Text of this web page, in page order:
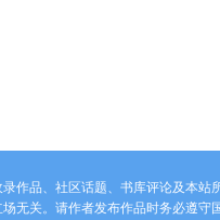
录作品、社区话题、书库评论及本站
场无关。请作者发布作品时务必遵守